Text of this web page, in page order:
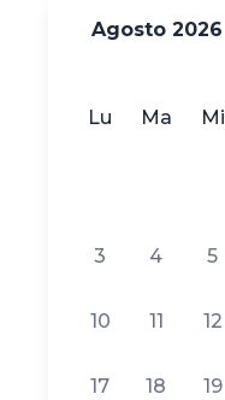
Agosto 2026
Lu Ma Mi
3 4 5
10 11 12
17 18 19